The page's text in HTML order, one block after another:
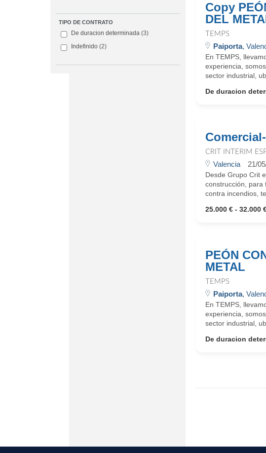
TIPO DE CONTRATO
De duracion determinada (3)
Indefinido (2)
Copy
DEL
TEMPS
Paiporta,
En TEMPS,
experiencia,
sector industrial,
De duracion
CRIT INTERIM
Valencia 21/
Desde Grupo Crit
construcción, para
contra incendios,
25.000 € - 32.000
PEÓN
METAL
TEMPS
Paiporta,
En TEMPS,
experiencia,
sector industrial,
De duracion